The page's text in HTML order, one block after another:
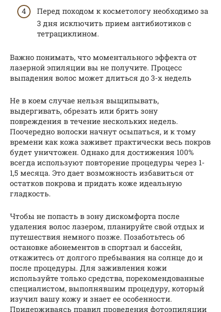
Перед походом к косметологу необходимо за
3 дня исключить прием антибиотиков с
тетрациклином.
Важно понимать, что моментального эффекта от
лазерной эпиляции вы не получите. Процесс
выпадения волос может длиться до 3-х недель
Не в коем случае нельзя выщипывать,
выдергивать, обрезать или брить зону
повреждения в течение нескольких недель.
Поочередно волоски начнут осыпаться, и к тому
времени как кожа заживет практически весь покров
будет уничтожен. Однако для достижения 100%
всегда используют повторение процедуры через 1-
1,5 месяца. Это дает возможность избавиться от
остатков покрова и придать коже идеальную
гладкость.
Чтобы не попасть в зону дискомфорта после
удаления волос лазером, планируйте свой отдых и
путешествия немного позже. Позаботьтесь об
остановке абонементов в спортзал и бассейн,
откажитесь от долгого пребывания на солнце до и
после процедуры. Для заживления кожи
используйте только средства, порекомендованные
специалистом, выполнявшим процедуру, который
изучил вашу кожу и знает ее особенности.
Придерживаясь правил проведения фотоэпиляции